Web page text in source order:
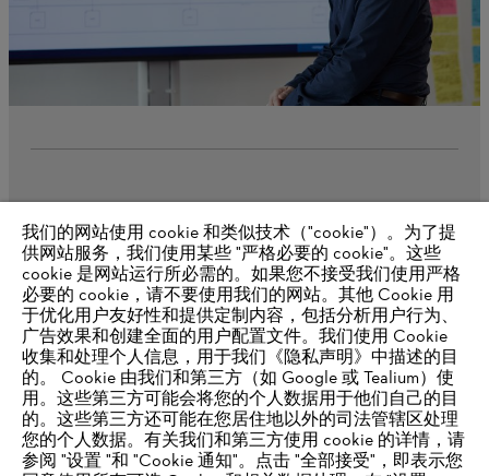
奖项和荣誉
版本说明隐私政策Cookie 信息一般商业条款和条件
ANDREAS STIHL Powertools Company Ltd., Taicang / Qingdao
我们的网站使用 cookie 和类似技术（"cookie"）。为了提
供网站服务，我们使用某些 "严格必要的 cookie"。这些
cookie 是网站运行所必需的。如果您不接受我们使用严格
必要的 cookie，请不要使用我们的网站。其他 Cookie 用
于优化用户友好性和提供定制内容，包括分析用户行为、
广告效果和创建全面的用户配置文件。我们使用 Cookie
收集和处理个人信息，用于我们《隐私声明》中描述的目
的。 Cookie 由我们和第三方（如 Google 或 Tealium）使
用。这些第三方可能会将您的个人数据用于他们自己的目
的。这些第三方还可能在您居住地以外的司法管辖区处理
您的个人数据。有关我们和第三方使用 cookie 的详情，请
参阅 "设置 "和 "Cookie 通知"。点击 "全部接受"，即表示您